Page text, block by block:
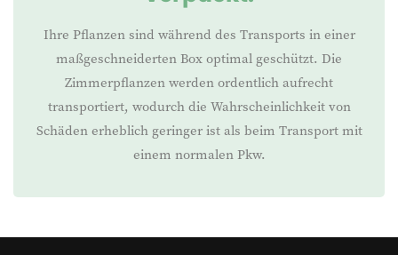
Ihre Pflanzen sind während des Transports in einer
maßgeschneiderten Box optimal geschützt. Die
Zimmerpflanzen werden ordentlich aufrecht
transportiert, wodurch die Wahrscheinlichkeit von
Schäden erheblich geringer ist als beim Transport mit
einem normalen Pkw.